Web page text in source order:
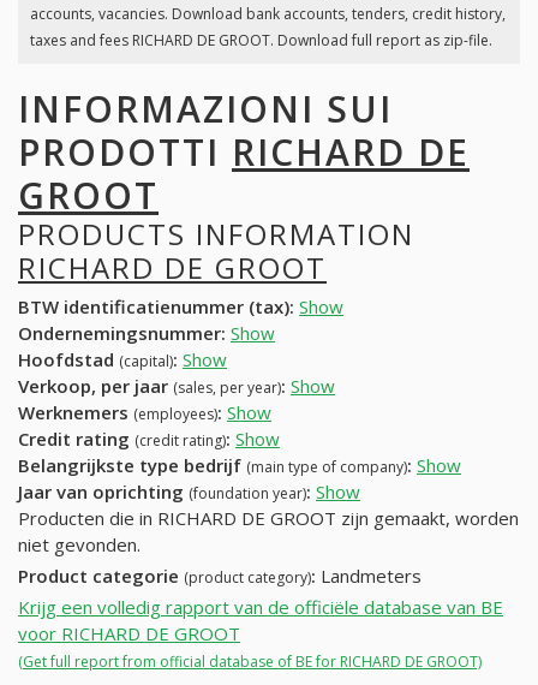
accounts, vacancies. Download bank accounts, tenders, credit history,
taxes and fees RICHARD DE GROOT. Download full report as zip-file.
INFORMAZIONI SUI
PRODOTTI RICHARD DE
GROOT
PRODUCTS INFORMATION
RICHARD DE GROOT
BTW identificatienummer (tax): Show
Ondernemingsnummer: Show
Hoofdstad (capital): Show
Verkoop, per jaar (sales, per year): Show
Werknemers (employees): Show
Credit rating (credit rating): Show
Belangrijkste type bedrijf (main type of company): Show
Jaar van oprichting (foundation year): Show
Producten die in RICHARD DE GROOT zijn gemaakt, worden
niet gevonden.
Product categorie (product category): Landmeters
Krijg een volledig rapport van de officiële database van BE
voor RICHARD DE GROOT
(Get full report from official database of BE for RICHARD DE GROOT)